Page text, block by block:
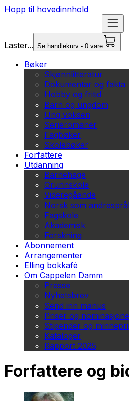
Hopp til hovedinnhold
Laster... Se handlekurv - 0 vare
Bøker
Skjønnlitteratur
Dokumentar og fakta
Hobby og fritid
Barn og ungdom
Ung voksen
Serieromaner
Fagbøker
Skolebøker
Forfattere
Utdanning
Barnehage
Grunnskole
Videregående
Norsk som
Fagskole
Akademisk
Forskning
Abonnement
Arrangementer
Elling bokkafé
Om Cappelen Damm
Presse
Nyhetsbrev
Send inn manus
Priser og
Stipender og
Kataloger
Rapport 2025
Forfattere og